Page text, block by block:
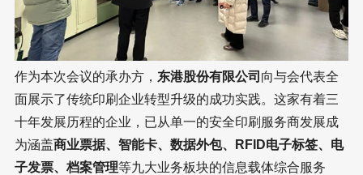
作为本次会议的承办方， 东港股份有限公司 向与会代表全
面展示了传统印刷企业转型升级的成功实践。这家有着三
十年发展历程的企业，已从单一的安全印刷服务商发展成
为涵盖商业票据、智能卡、数据外包、RFID电子标签、电
子发票、档案管理等九大业务板块的信息载体综合服务